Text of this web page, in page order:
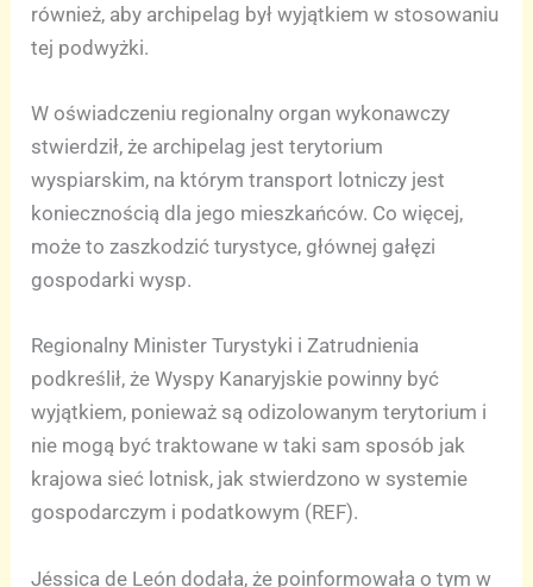
również, aby archipelag był wyjątkiem w stosowaniu
tej podwyżki.
W oświadczeniu regionalny organ wykonawczy
stwierdził, że archipelag jest terytorium
wyspiarskim, na którym transport lotniczy jest
koniecznością dla jego mieszkańców. Co więcej,
może to zaszkodzić turystyce, głównej gałęzi
gospodarki wysp.
Regionalny Minister Turystyki i Zatrudnienia
podkreślił, że Wyspy Kanaryjskie powinny być
wyjątkiem, ponieważ są odizolowanym terytorium i
nie mogą być traktowane w taki sam sposób jak
krajowa sieć lotnisk, jak stwierdzono w systemie
gospodarczym i podatkowym (REF).
Jéssica de León dodała, że poinformowała o tym w